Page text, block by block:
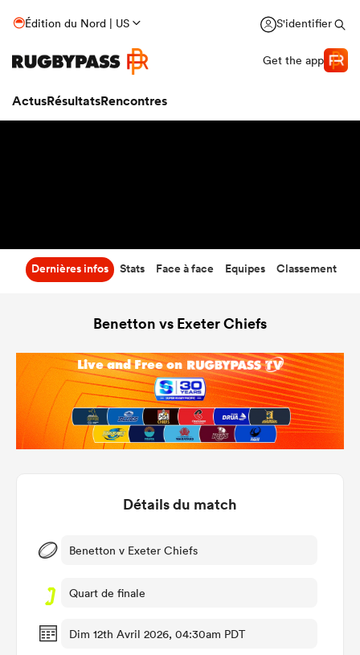
Édition du Nord | US S'identifier
Get the app
ActusRésultatsRencontres
Dernières infos Stats Face à face Equipes Classement
Benetton vs Exeter Chiefs
Détails du match
Benetton v Exeter Chiefs
Quart de finale
Dim 12th Avril 2026, 04:30am PDT